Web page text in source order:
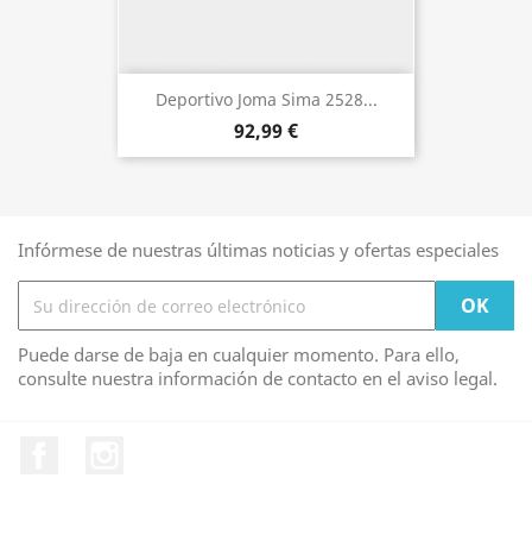
Deportivo Joma Sima 2528...
92,99 €
Infórmese de nuestras últimas noticias y ofertas especiales
Puede darse de baja en cualquier momento. Para ello,
consulte nuestra información de contacto en el aviso legal.